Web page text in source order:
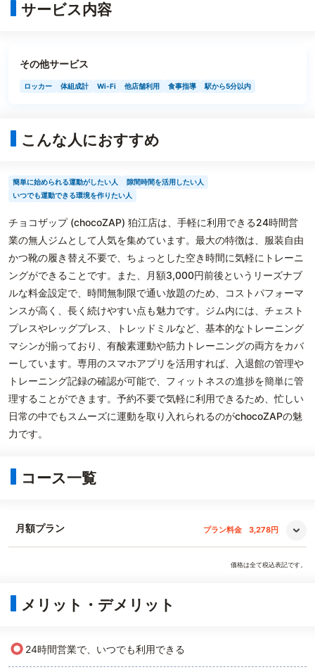
サービス内容
その他サービス
ロッカー 体組成計 Wi-Fi 他店舗利用 食事指導 駅から5分以内
こんな人におすすめ
簡単に始められる運動がしたい人
隙間時間を活用したい人
いつでも運動できる環境を作りたい人
チョコザップ (chocoZAP) 狛江店は、手軽に利用できる24時間営
業の無人ジムとして人気を集めています。最大の特徴は、服装自由
かつ靴の履き替え不要で、ちょっとした空き時間に気軽にトレーニ
ングができることです。また、月額3,000円前後というリーズナブ
ルな料金設定で、時間無制限で通い放題のため、コストパフォーマ
ンスが高く、長く続けやすい点も魅力です。ジム内には、チェスト
プレスやレッグプレス、トレッドミルなど、基本的なトレーニング
マシンが揃っており、有酸素運動や筋力トレーニングの両方をカバ
ーしています。専用のスマホアプリを活用すれば、入退館の管理や
トレーニング記録の確認が可能で、フィットネスの進捗を簡単に管
理することができます。予約不要で気軽に利用できるため、忙しい
日常の中でもスムーズに運動を取り入れられるのがchocoZAPの魅
力です。
コース一覧
月額プラン プラン料金 3,278円
価格は全て税込表記です。
メリット・デメリット
○ 24時間営業で、いつでも利用できる